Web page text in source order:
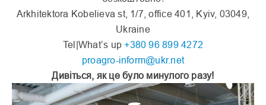
Arkhitektora Kobelieva st, 1/7, office 401, Kyiv, 03049,
Ukraine
Tel|What’s up+380 96 899 4272
proagro-inform@ukr.net
Дивіться, як це було минулого разу!